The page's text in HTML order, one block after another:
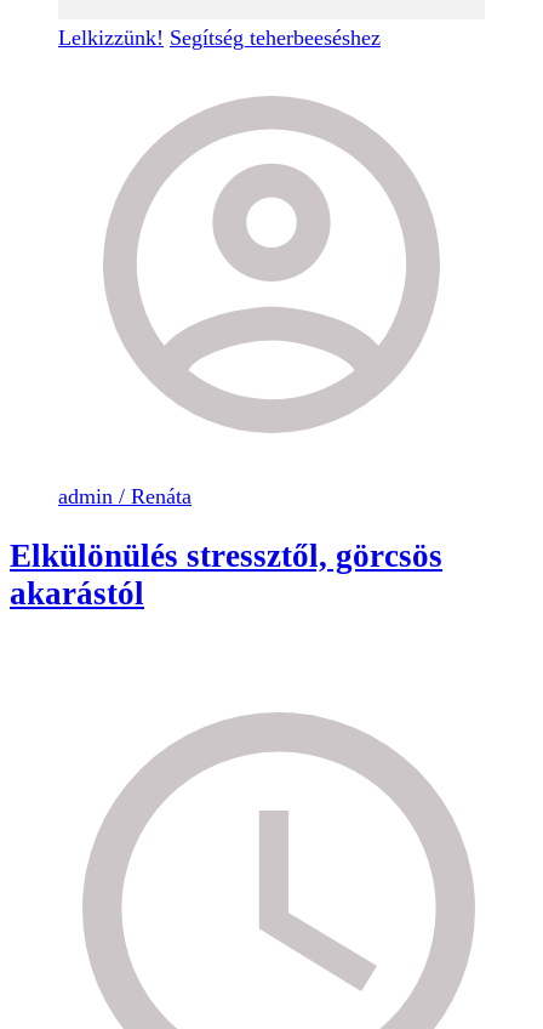
Lelkizzünk! Segítség teherbeeséshez
admin / Renáta
Elkülönülés stressztől, görcsös
akarástól